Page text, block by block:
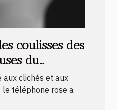
coulisses des
du
aux clichés et aux
le téléphone rose a